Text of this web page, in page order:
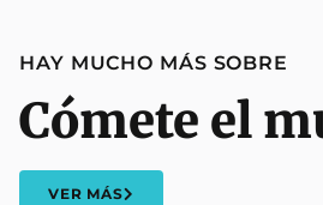
HAY MUCHO MÁS SOBRE
Cómete el
VER MÁS